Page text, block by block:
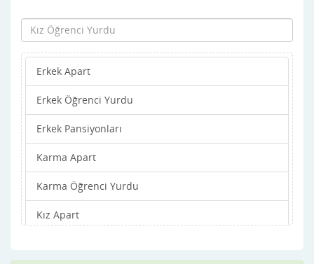
Pozantı
Saimbeyli
Sarıçam
Seyhan
Tufanbeyli
Yumurtalık
Yüreğir
Erkek Apart
Erkek Öğrenci Yurdu
Erkek Pansiyonları
Karma Apart
Karma Öğrenci Yurdu
Kız Apart